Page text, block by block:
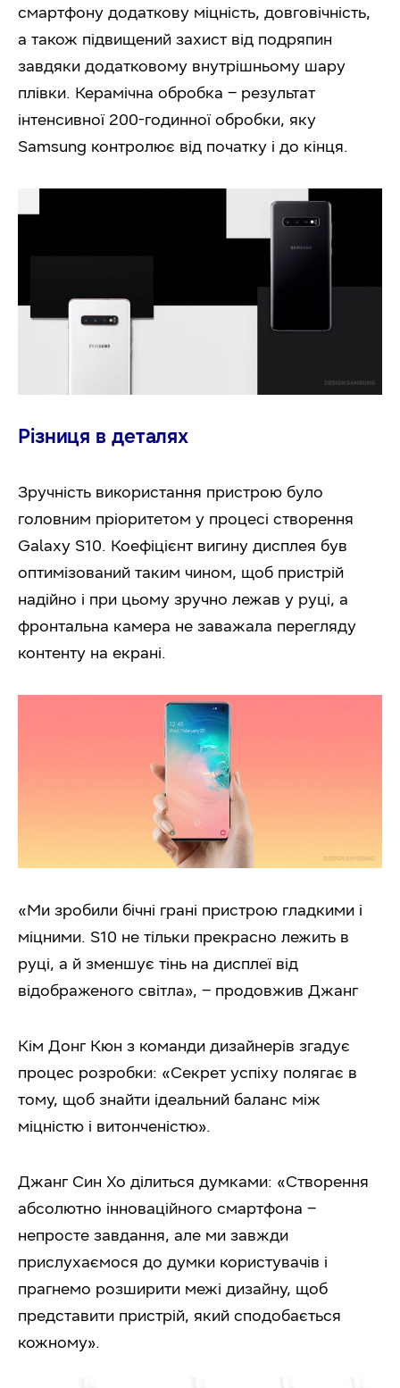
смартфону додаткову міцність, довговічність,
а також підвищений захист від подряпин
завдяки додатковому внутрішньому шару
плівки. Керамічна обробка – результат
інтенсивної 200-годинної обробки, яку
Samsung контролює від початку і до кінця.
Різниця в деталях
Зручність використання пристрою було
головним пріоритетом у процесі створення
Galaxy S10. Коефіцієнт вигину дисплея був
оптимізований таким чином, щоб пристрій
надійно і при цьому зручно лежав у руці, а
фронтальна камера не заважала перегляду
контенту на екрані.
«Ми зробили бічні грані пристрою гладкими і
міцними. S10 не тільки прекрасно лежить в
руці, а й зменшує тінь на дисплеї від
відображеного світла», – продовжив Джанг
Кім Донг Кюн з команди дизайнерів згадує
процес розробки: «Секрет успіху полягає в
тому, щоб знайти ідеальний баланс між
міцністю і витонченістю».
Джанг Син Хо ділиться думками: «Створення
абсолютно інноваційного смартфона –
непросте завдання, але ми завжди
прислухаємося до думки користувачів і
прагнемо розширити межі дизайну, щоб
представити пристрій, який сподобається
кожному».